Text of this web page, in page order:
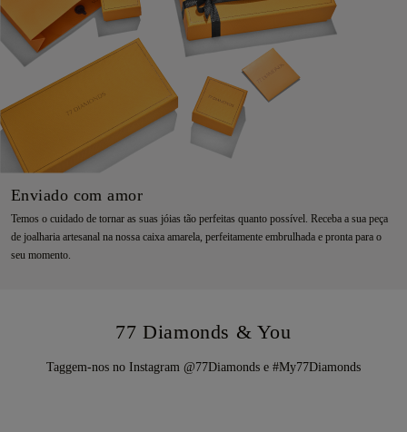
Enviado com amor
Temos o cuidado de tornar as suas jóias tão perfeitas quanto possível. Receba a sua peça
de joalharia artesanal na nossa caixa amarela, perfeitamente embrulhada e pronta para o
seu momento.
77 Diamonds & You
Taggem-nos no Instagram @77Diamonds e #My77Diamonds